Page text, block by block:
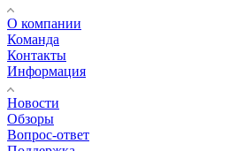
О компании
Команда
Контакты
Информация
Новости
Обзоры
Вопрос-ответ